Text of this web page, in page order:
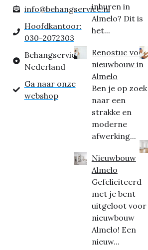
info@behangservice.nl
Hoofdkantoor:
030-2072303
Behangservice
Nederland
Ga naar onze
webshop
inhuren in
Almelo? Dit is
het...
Renostuc voor
nieuwbouw in
Almelo
Ben je op zoek
naar een
strakke en
moderne
afwerking...
Nieuwbouw
Almelo
Gefeliciteerd
met je bent
uitgeloot voor
nieuwbouw
Almelo! Een
nieuw...